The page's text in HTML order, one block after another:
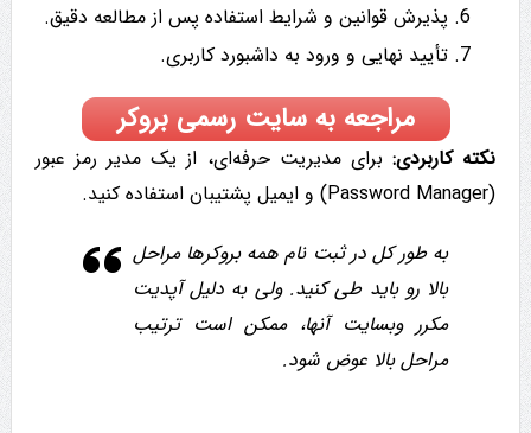
پذیرش قوانین و شرایط استفاده پس از مطالعه دقیق.
تأیید نهایی و ورود به داشبورد کاربری.
مراجعه به سایت رسمی بروکر
نکته کاربردی: برای مدیریت حرفه‌ای، از یک مدیر رمز عبور
(Password Manager) و ایمیل پشتیبان استفاده کنید.
به طور کل در ثبت نام همه بروکرها مراحل
بالا رو باید طی کنید. ولی به دلیل آپدیت
مکرر وبسایت آنها، ممکن است ترتیب
مراحل بالا عوض شود.